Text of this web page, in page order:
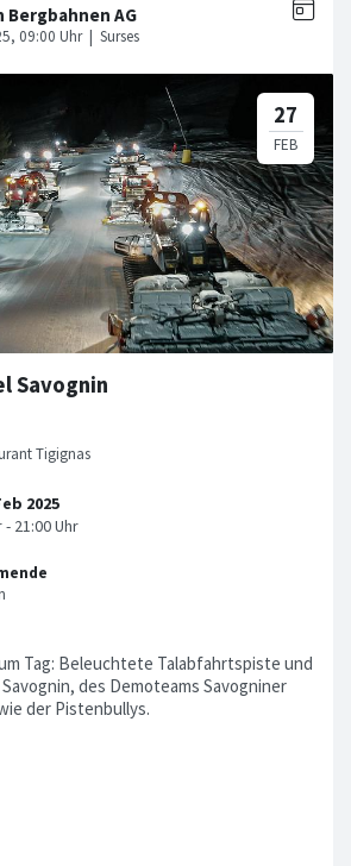
Savognin
Tigignas
Tag: Beleuchtete Talabfahrtspiste und
des Demoteams Savogniner
der Pistenbullys.